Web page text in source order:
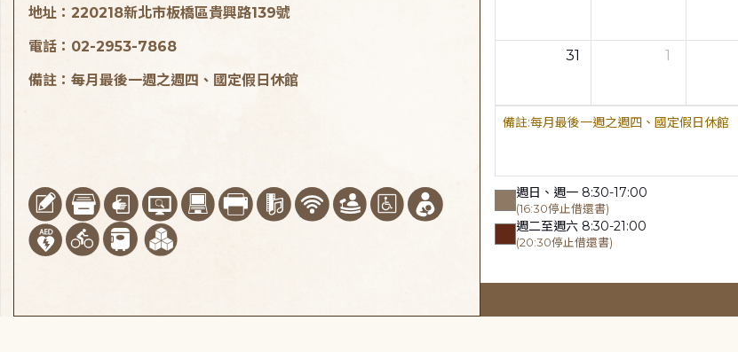
31 1
每月最後一週之週四、國定假日休館
週日、週一 8:30-17:00
(16:30停止借還書)
週二至週六 8:30-21:00
(20:30停止借還書)
地址：220218新北市板橋區貴興路139號
電話：02-2953-7868
備註：每月最後一週之週四、國定假日休館